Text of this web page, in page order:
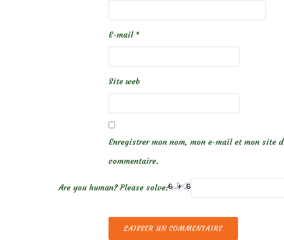
E-mail *
Site web
Enregistrer mon nom, mon e-mail et mon site
commentaire.
Are you human? Please solve: